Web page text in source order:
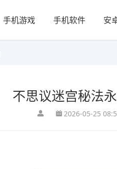
手机游戏 手机软件 安
不思议迷宫秘法
2026-05-25